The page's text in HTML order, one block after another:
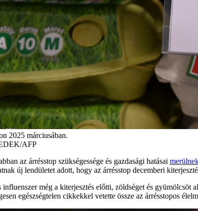
2025 márciusában.
AFP
az árrésstop szükségessége és gazdasági hatásai
új lendületet adott, hogy az árrésstop decemberi
még a kiterjesztés előtti, zöldséget és gyümölcsöt
egészségtelen cikkekkel vetette össze az árrésstopos